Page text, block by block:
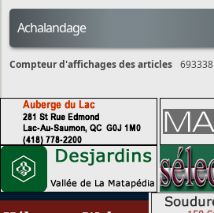
Achalandage
Compteur d'affichages des articles 693338